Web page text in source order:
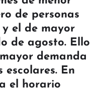
de personas
el de mayor
de agosto. Ello
demanda
En
el horario